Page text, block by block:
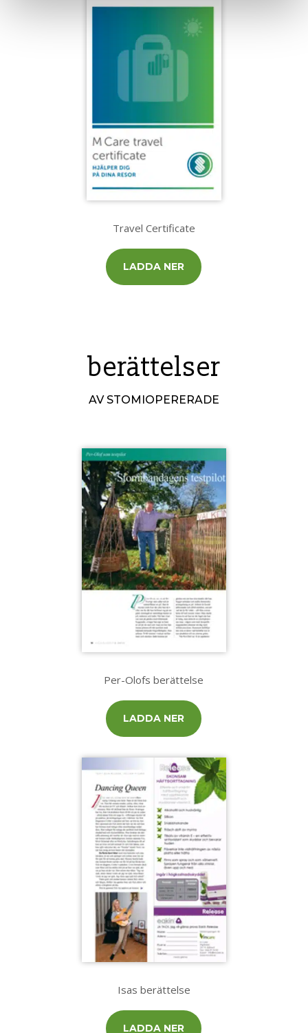
Travel Certificate
LADDA NER
berättelser
AV STOMIOPERERADE
Per-Olofs berättelse
LADDA NER
Isas berättelse
LADDA NER